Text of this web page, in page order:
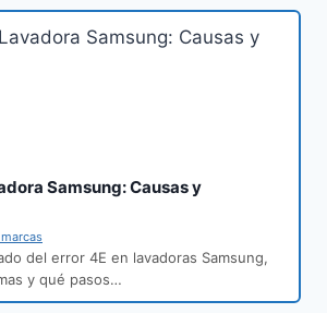
Samsung: Causas y
del error 4E en lavadoras Samsung,
y qué pasos…